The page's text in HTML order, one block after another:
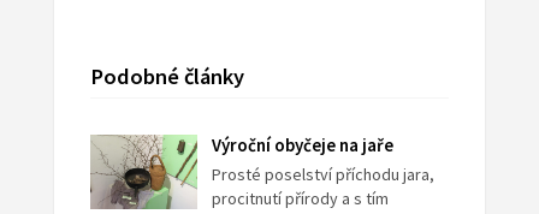
Podobné články
Výroční obyčeje na jaře
Prosté poselství příchodu jara,
procitnutí přírody a s tím